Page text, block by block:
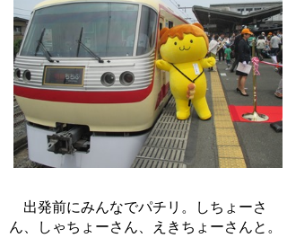
出発前にみんなでパチリ。しちょーさ
ん、しゃちょーさん、えきちょーさんと。